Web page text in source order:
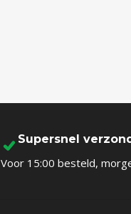
Supersnel
Voor 15:00 besteld,